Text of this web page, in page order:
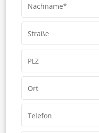
Nachname*
Straße
PLZ
Ort
Telefon